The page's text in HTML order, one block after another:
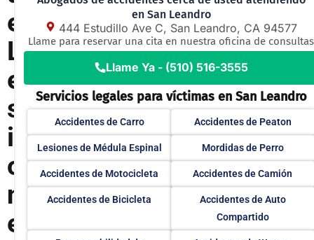
e
L
e
s
i
o
n
e
en San Leandro
444 Estudillo Ave C, San Leandro, CA 94577
Llame para reservar una cita en nuestra oficina de consultas
Llame Ya - (510) 516-3555
Servicios legales para víctimas en San Leandro
Accidentes de Carro Accidentes de Peaton
Lesiones de Médula Espinal Mordidas de Perro
Accidentes de Motocicleta Accidentes de Camión
Accidentes de Bicicleta
Accidentes de Auto
Compartido